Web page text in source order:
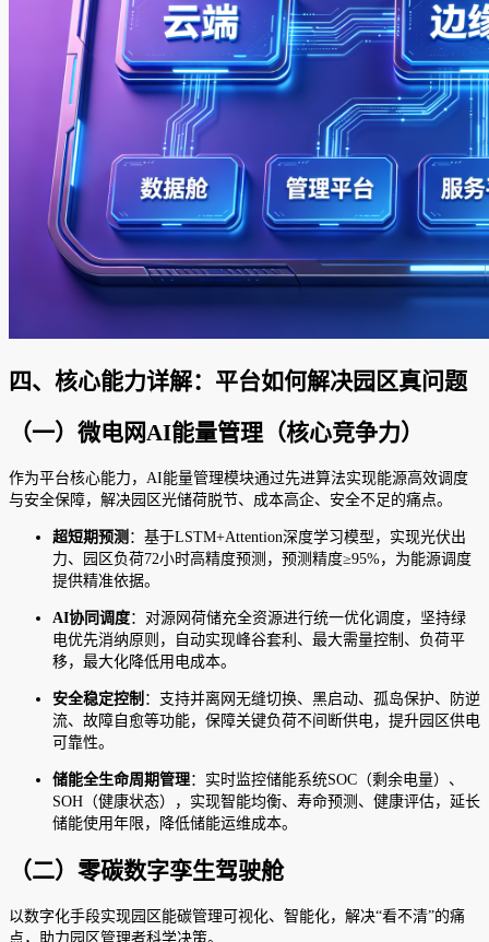
四、核心能力详解：平台如何解决园区真问题
（一）微电网AI能量管理（核心竞争力）
作为平台核心能力，AI能量管理模块通过先进算法实现能源高效调度
与安全保障，解决园区光储荷脱节、成本高企、安全不足的痛点。
超短期预测 ：基于LSTM+Attention深度学习模型，实现光伏出
力、园区负荷72小时高精度预测，预测精度≥95%，为能源调度
提供精准依据。
AI协同调度：对源网荷储充全资源进行统一优化调度，坚持绿
电优先消纳原则，自动实现峰谷套利、最大需量控制、负荷平
移，最大化降低用电成本。
安全稳定控制 ：支持并离网无缝切换、黑启动、孤岛保护、防逆
流、故障自愈等功能，保障关键负荷不间断供电，提升园区供电
可靠性。
储能全生命周期管理：实时监控储能系统SOC（剩余电量）、
SOH（健康状态），实现智能均衡、寿命预测、健康评估，延长
储能使用年限，降低储能运维成本。
（二）零碳数字孪生驾驶舱
以数字化手段实现园区能碳管理可视化、智能化，解决“看不清”的痛
点，助力园区管理者科学决策。